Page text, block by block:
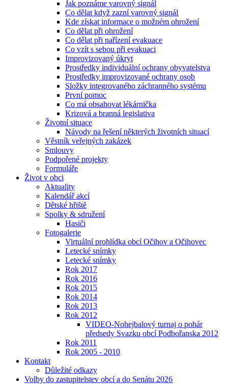
Jak poznáme varovný signál
Co dělat když zazní varovný signál
Kde získat informace o možném ohrožení
Co dělat při ohrožení
Co dělat při nařízení evakuace
Co vzít s sebou při evakuaci
Improvizovaný úkryt
Prostředky individuální ochrany obyvatelstva
Prostředky improvizované ochrany osob
Složky integrovaného záchranného systému
První pomoc
Co má obsahovat lékárnička
Krizová a branná legislativa
Životní situace
Návody na řešení některých životních situací
Věstník veřejných zakázek
Smlouvy
Podpořené projekty
Formuláře
Život v obci
Aktuality
Kalendář akcí
Dětské hřiště
Spolky & sdružení
Hasiči
Fotogalerie
Virtuální prohlídka obcí Očihov a Očihovec
Letecké snímky
Letecké snímky
Rok 2017
Rok 2016
Rok 2015
Rok 2014
Rok 2013
Rok 2012
VIDEO-Nohejbalový turnaj o pohár
předsedy Svazku obcí Podbořanska 2012
Rok 2011
Rok 2005 - 2010
Kontakt
Důležité odkazy
Volby do zastupitelstev obcí a do Senátu 2026